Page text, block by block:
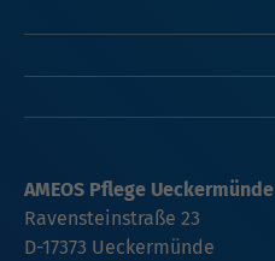
AMEOS Pflege Ueckermünde
Ravensteinstraße 23
D-17373 Ueckermünde